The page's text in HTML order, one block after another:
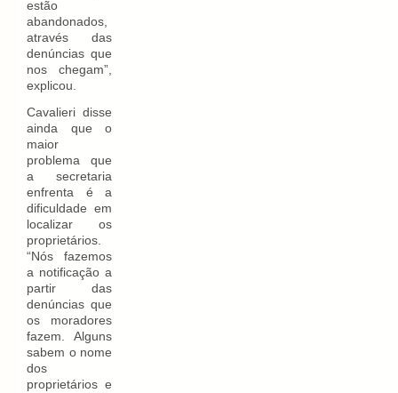
estão
abandonados,
através das
denúncias que
nos chegam”,
explicou.
Cavalieri disse
ainda que o
maior
problema que
a secretaria
enfrenta é a
dificuldade em
localizar os
proprietários.
“Nós fazemos
a notificação a
partir das
denúncias que
os moradores
fazem. Alguns
sabem o nome
dos
proprietários e